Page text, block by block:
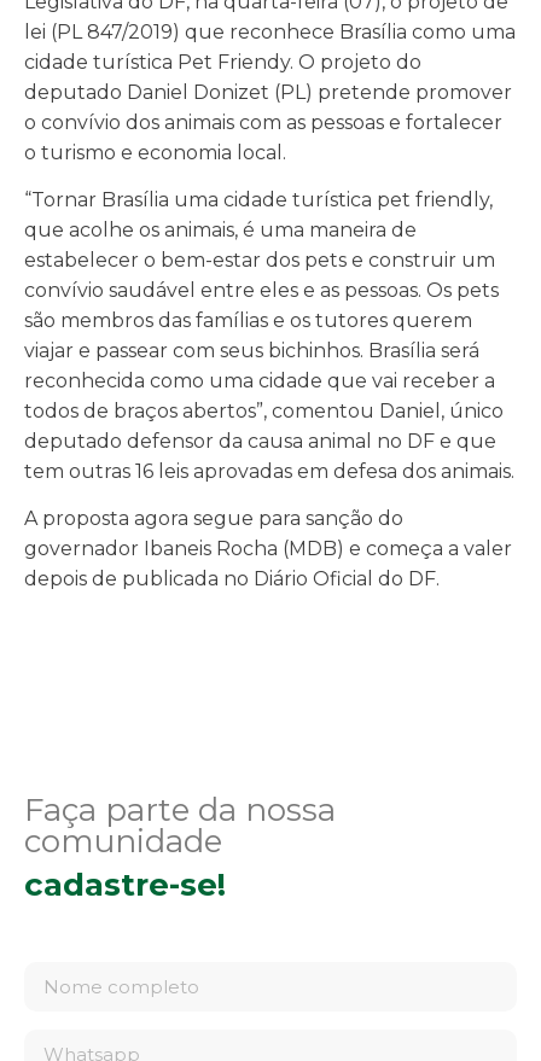
lei (PL 847/2019) que reconhece Brasília como uma
cidade turística Pet Friendy. O projeto do
deputado Daniel Donizet (PL) pretende promover
o convívio dos animais com as pessoas e fortalecer
o turismo e economia local.
“Tornar Brasília uma cidade turística pet friendly,
que acolhe os animais, é uma maneira de
estabelecer o bem-estar dos pets e construir um
convívio saudável entre eles e as pessoas. Os pets
são membros das famílias e os tutores querem
viajar e passear com seus bichinhos. Brasília será
reconhecida como uma cidade que vai receber a
todos de braços abertos”, comentou Daniel, único
deputado defensor da causa animal no DF e que
tem outras 16 leis aprovadas em defesa dos animais.
A proposta agora segue para sanção do
governador Ibaneis Rocha (MDB) e começa a valer
depois de publicada no Diário Oficial do DF.
Faça parte da nossa
comunidade
cadastre-se!